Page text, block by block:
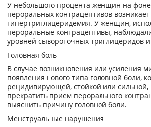
У небольшого процента женщин на
пероральных контрацептивов возникает
гипертриглицеридемия. У женщин,
пероральные контрацептивы,
уровней сывороточных триглицеридов
Головная боль
В случае возникновения или усиления
появления нового типа головной боли,
рецидивирующей, стойкой или сильной,
прекратить прием перорального
выяснить причину головной боли.
Менструальные нарушения